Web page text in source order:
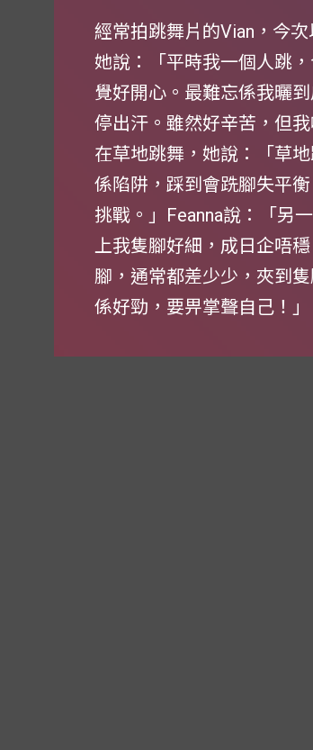
經常拍跳舞片的Vian，今
她說：「平時我一個人跳
覺好開心。最難忘係我曬
停出汗。雖然好辛苦，但
在草地跳舞，她說：「草
係陷阱，踩到會跣腳失平
挑戰。」Feanna說：「另
上我隻腳好細，成日企唔
腳，通常都差少少，夾到
係好勁，要畀掌聲自己！」